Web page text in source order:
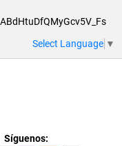
Select Language ▼
Síguenos: